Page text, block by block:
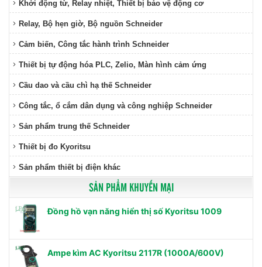
Khởi động từ, Relay nhiệt, Thiết bị bảo vệ động cơ
Relay, Bộ hẹn giờ, Bộ nguồn Schneider
Cảm biến, Công tắc hành trình Schneider
Thiết bị tự động hóa PLC, Zelio, Màn hình cảm ứng
Cầu dao và cầu chì hạ thế Schneider
Công tắc, ổ cắm dân dụng và công nghiệp Schneider
Sản phẩm trung thế Schneider
Thiết bị đo Kyoritsu
Sản phẩm thiết bị điện khác
SẢN PHẨM KHUYẾN MẠI
Đồng hồ vạn năng hiển thị số Kyoritsu 1009
Ampe kìm AC Kyoritsu 2117R (1000A/600V)